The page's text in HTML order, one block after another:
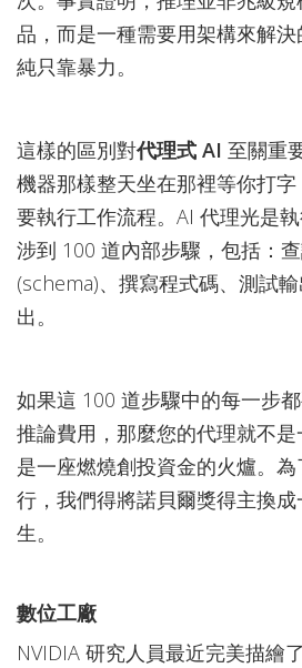
品，而是一種需要用架構來解
純只靠暴力。
這樣的區別對代理式 AI 至關重
機器那樣整天坐在那裡等你打
要執行工作流程。AI 代理光是
涉到 100 道內部步驟，包括：
(schema)、撰寫程式碼、測試
出。
如果這 100 道步驟中的每一步
推論費用，那麼您的代理就不
是一座燃燒創投資金的火爐。
行，我們得將諾貝爾獎得主換
生。
數位工廠
NVIDIA 研究人員最近完美描繪